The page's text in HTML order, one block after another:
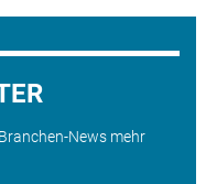
News mehr